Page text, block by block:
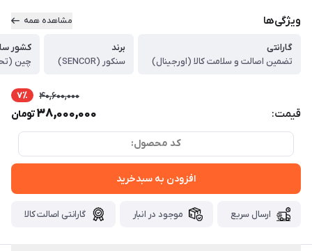
ویژگی‌ها مشاهده همه
گارانتی
تضمین اصالت و سلامت کالا (اورجینال)
برند
سنکور (SENCOR)
کشور
چین
قیمت:
40,600,000 7٪
38,000,000تومان
کد محصول:
افزودن به سبدخرید
ارسال سریع موجود در انبار گارانتی اصالت کالا